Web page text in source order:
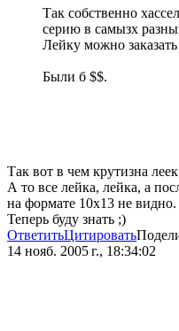
Так собственно
серию в самызх
Лейку можно
Были б $$.
Так вот в чем крутизна
А то все лейка, лейка, а
на формате 10х13 не видно.
Теперь буду знать ;)
ОтветитьЦитировать
14 нояб. 2005 г., 18:34:02